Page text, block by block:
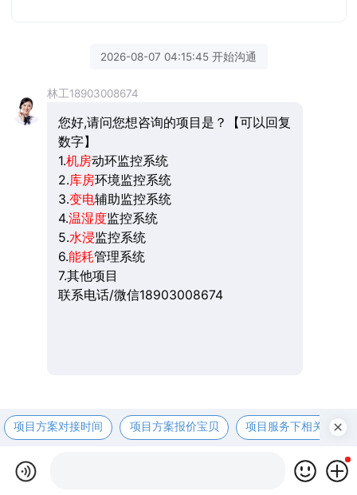
2026-08-07 04:15:45 开始沟通
林工18903008674
您好,请问您想咨询的项目是？【可以回复
数字】
1.机房动环监控系统
2.库房环境监控系统
3.变电辅助监控系统
4.温湿度监控系统
5.水浸监控系统
6.能耗管理系统
7.其他项目
联系电话/微信18903008674
项目方案对接时间 项目方案报价宝贝 项目服务下相关资咨询